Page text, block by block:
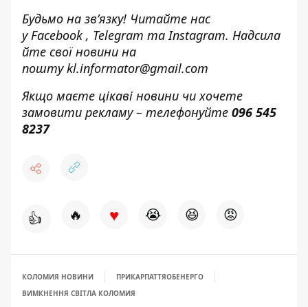
Будьмо на зв’язку! Читайте нас
уFacebook, Telegram таInstagram. Надсила
йте свої новини на
поштуkl.informator@gmail.com
Якщо маєте цікаві новини чи хочете
замовити рекламу – телефонуйте 096 545
8237
👍 🔥 ♥ 😭 😆 😡
КОЛОМИЯ НОВИНИ
ПРИКАРПАТТЯОБЕНЕРГО
ВИМКНЕННЯ СВІТЛА КОЛОМИЯ